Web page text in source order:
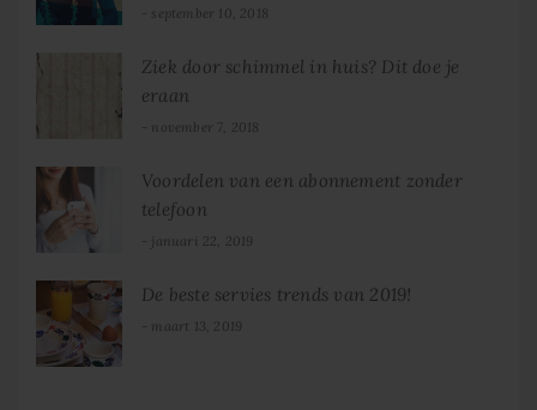
september 10, 2018
Ziek door schimmel in huis? Dit doe je
eraan
november 7, 2018
Voordelen van een abonnement zonder
telefoon
januari 22, 2019
De beste servies trends van 2019!
maart 13, 2019